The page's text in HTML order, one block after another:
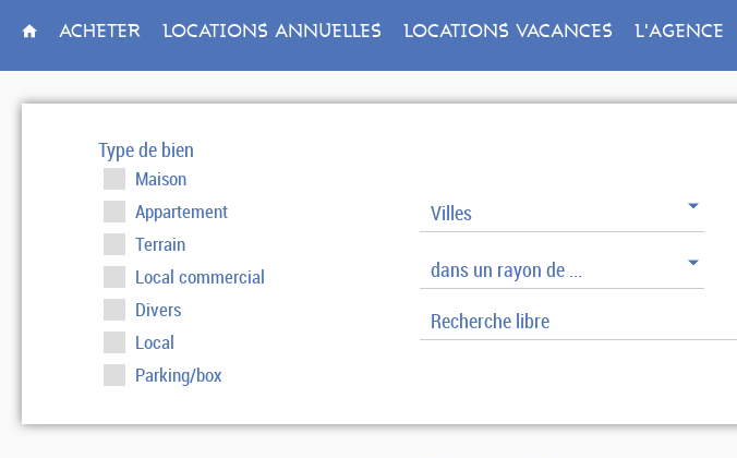
ACHETER LOCATIONS ANNUELLES LOCATIONS VACANCES L'AGENCE
Type de bien
Maison
Appartement
Terrain
Local commercial
Divers
Local
Parking/box
Villes
dans un rayon de ...